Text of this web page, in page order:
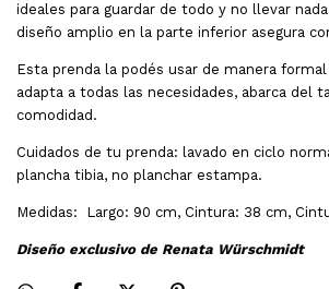
ideales para guardar de todo y no llevar
diseño amplio en la parte inferior asegura
Esta prenda la podés usar de manera
adapta a todas las necesidades, abarca del
comodidad.
Cuidados de tu prenda: lavado en ciclo
plancha tibia, no planchar estampa.
Medidas: Largo: 90 cm, Cintura: 38 cm,
Diseño exclusivo de Renata Würschmidt